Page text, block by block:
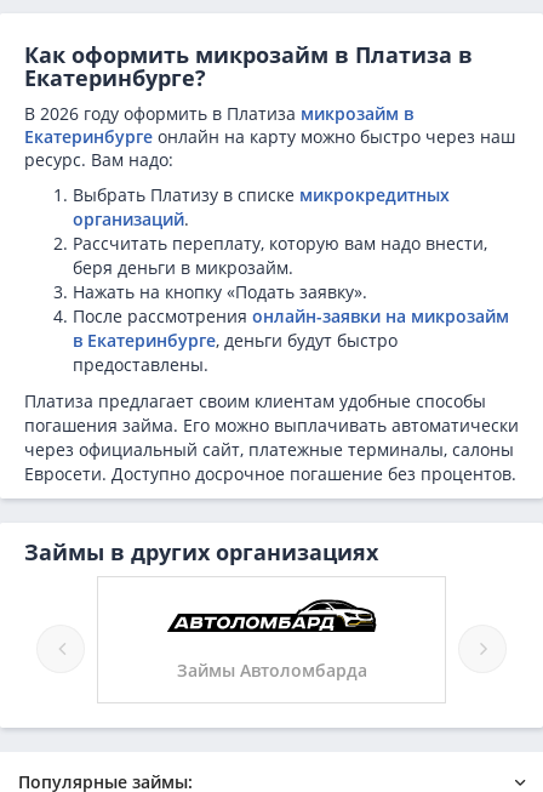
Как оформить микрозайм в Платиза в
Екатеринбурге?
В 2026 году оформить в Платиза микрозайм в
Екатеринбурге онлайн на карту можно быстро через наш
ресурс. Вам надо:
Выбрать Платизу в списке микрокредитных
организаций.
Рассчитать переплату, которую вам надо внести,
беря деньги в микрозайм.
Нажать на кнопку «Подать заявку».
После рассмотрения онлайн-заявки на микрозайм
в Екатеринбурге, деньги будут быстро
предоставлены.
Платиза предлагает своим клиентам удобные способы
погашения займа. Его можно выплачивать автоматически
через официальный сайт, платежные терминалы, салоны
Евросети. Доступно досрочное погашение без процентов.
Займы в других организациях
Займы Автоломбарда
Популярные займы: